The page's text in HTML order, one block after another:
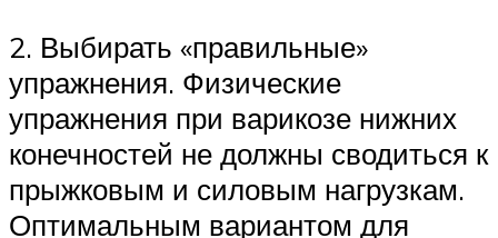
2. Выбирать «правильные»
упражнения. Физические
упражнения при варикозе нижних
конечностей не должны сводиться к
прыжковым и силовым нагрузкам.
Оптимальным вариантом для